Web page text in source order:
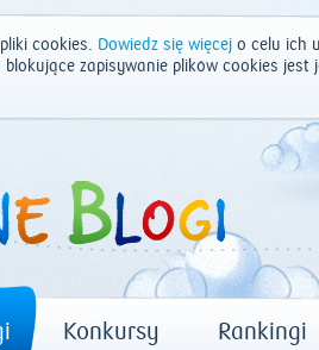
cookies. Dowiedz się więcej o celu ich
zapisywanie plików cookies
Konkursy Rankingi